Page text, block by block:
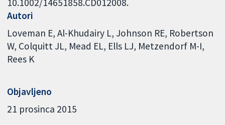
Autori
Loveman E Al-Khudairy L Johnson RE Robertson
W Colquitt JL Mead EL Ells LJ Metzendorf M-I
Rees K
Objavljeno
21 prosinca 2015